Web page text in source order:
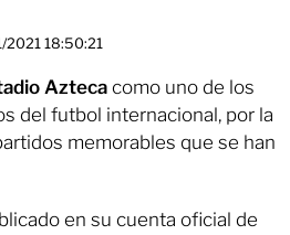
2021 18:50:21
Azteca como uno de los
del futbol internacional, por la
memorables que se han
en su cuenta oficial de